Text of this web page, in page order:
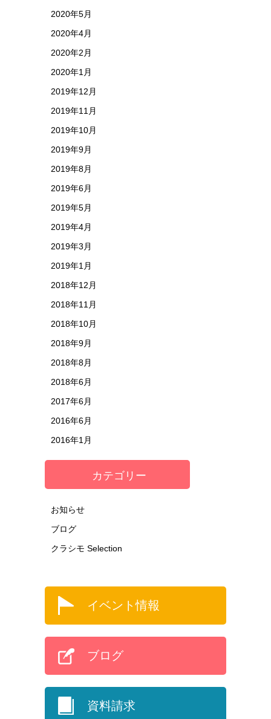
2020年5月
2020年4月
2020年2月
2020年1月
2019年12月
2019年11月
2019年10月
2019年9月
2019年8月
2019年6月
2019年5月
2019年4月
2019年3月
2019年1月
2018年12月
2018年11月
2018年10月
2018年9月
2018年8月
2018年6月
2017年6月
2016年6月
2016年1月
カテゴリー
お知らせ
ブログ
クラシモ Selection
イベント情報
ブログ
資料請求